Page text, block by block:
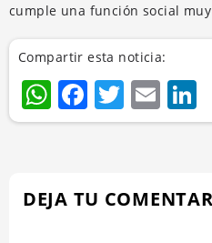
cumple una función social
Compartir esta noticia:
WhatsApp
Facebook
Twitter
DEJA TU